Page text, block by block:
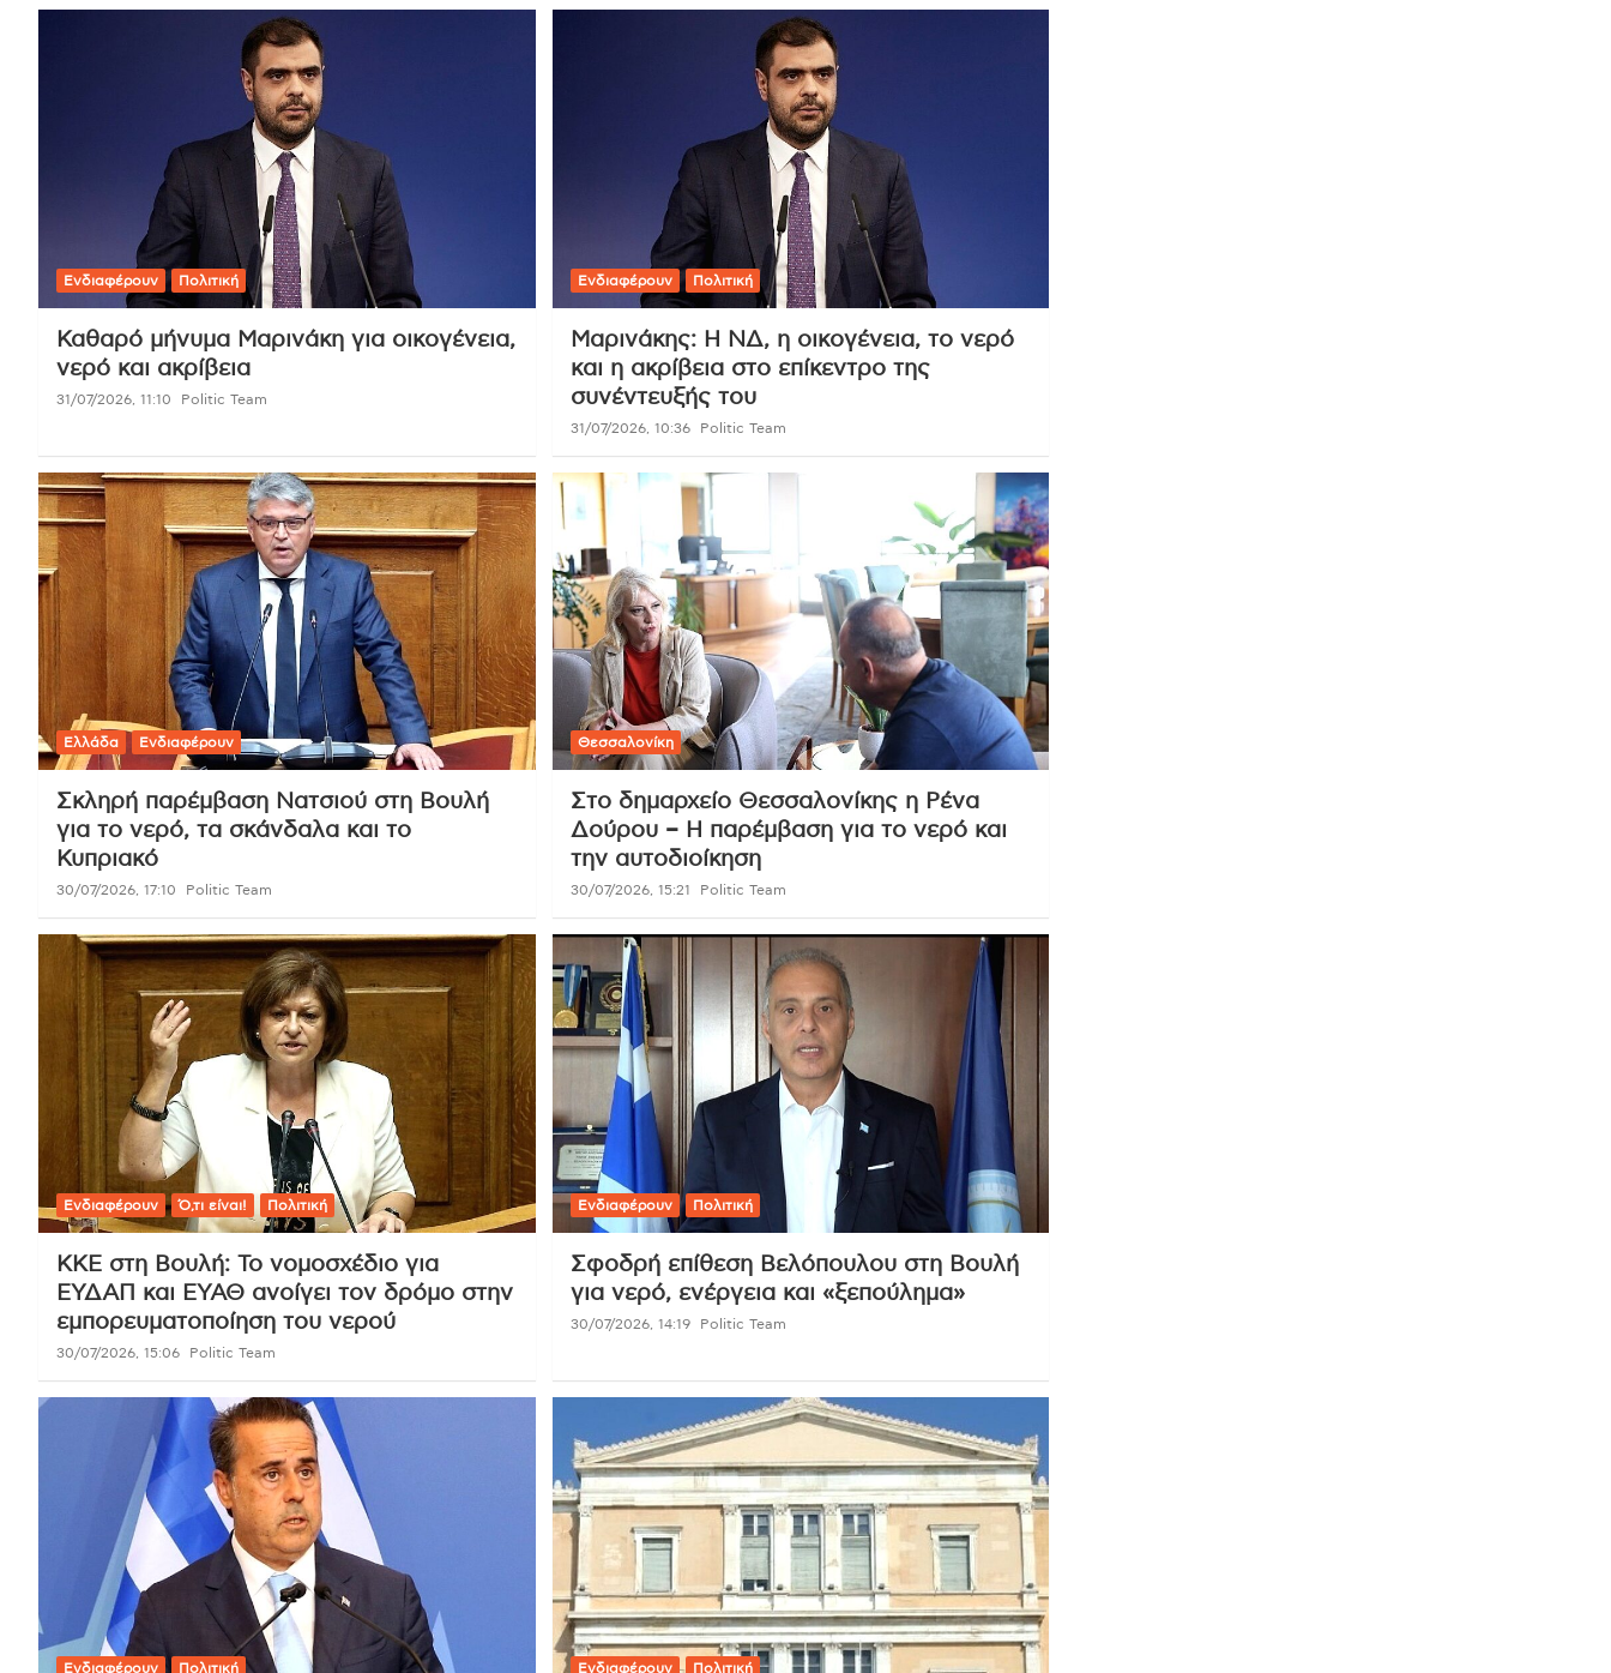
Ενδιαφέρουν Πολιτική
Καθαρό μήνυμα Μαρινάκη για οικογένεια,
νερό και ακρίβεια
31/07/2026, 11:10 Politic Team
Ενδιαφέρουν Πολιτική
Μαρινάκης: Η ΝΔ, η οικογένεια, το νερό
και η ακρίβεια στο επίκεντρο της
συνέντευξής του
31/07/2026, 10:36 Politic Team
Ελλάδα Ενδιαφέρουν
Σκληρή παρέμβαση Νατσιού στη Βουλή
για το νερό, τα σκάνδαλα και το
Κυπριακό
30/07/2026, 17:10 Politic Team
Θεσσαλονίκη
Στο δημαρχείο Θεσσαλονίκης η Ρένα
Δούρου – Η παρέμβαση για το νερό και
την αυτοδιοίκηση
30/07/2026, 15:21 Politic Team
Ενδιαφέρουν Ό,τι είναι! Πολιτική
ΚΚΕ στη Βουλή: Το νομοσχέδιο για
ΕΥΔΑΠ και ΕΥΑΘ ανοίγει τον δρόμο στην
εμπορευματοποίηση του νερού
30/07/2026, 15:06 Politic Team
Ενδιαφέρουν Πολιτική
Σφοδρή επίθεση Βελόπουλου στη Βουλή
για νερό, ενέργεια και «ξεπούλημα»
30/07/2026, 14:19 Politic Team
Ενδιαφέρουν Πολιτική Ενδιαφέρουν Πολιτική